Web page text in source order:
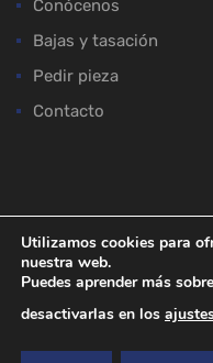
Conócenos
Bajas y tasación
Pedir pieza
Contacto
Utilizamos cookies para
nuestra web.
Puedes aprender más
desactivarlas en los